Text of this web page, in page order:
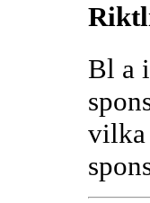
Bl a
vilka